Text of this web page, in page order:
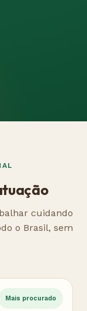
cuidando
o Brasil, sem
Mais procurado